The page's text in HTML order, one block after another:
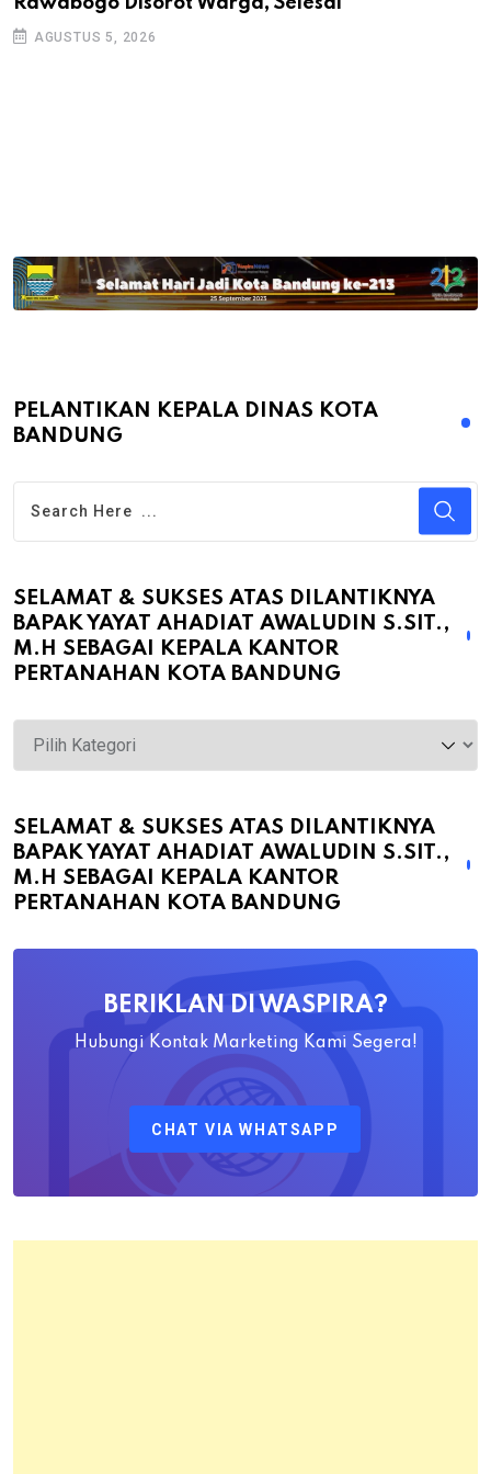
AGUSTUS 5, 2026
PELANTIKAN KEPALA DINAS KOTA
BANDUNG
SELAMAT & SUKSES ATAS DILANTIKNYA
BAPAK YAYAT AHADIAT AWALUDIN S.SIT.,
M.H SEBAGAI KEPALA KANTOR
PERTANAHAN KOTA BANDUNG
atas
Dilantiknya
Bapak
Ahadiat
Pertanahan
Kota
SELAMAT & SUKSES ATAS DILANTIKNYA
BAPAK YAYAT AHADIAT AWALUDIN S.SIT.,
M.H SEBAGAI KEPALA KANTOR
PERTANAHAN KOTA BANDUNG
BERIKLAN DI WASPIRA?
Hubungi Kontak Marketing Kami Segera!
CHAT VIA WHATSAPP